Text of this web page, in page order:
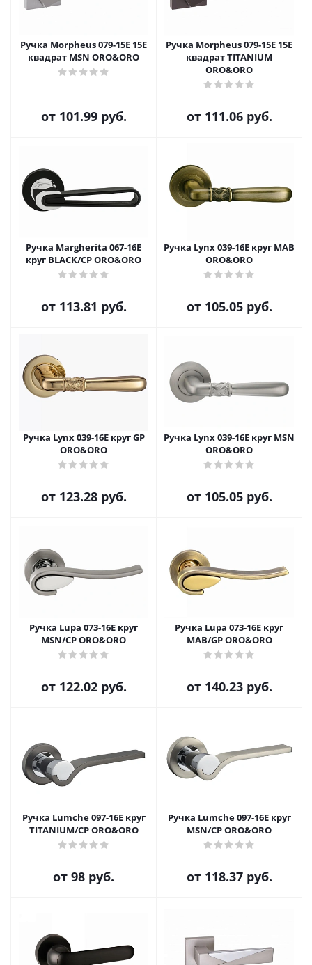
Ручка Morpheus 079-15E 15E
квадрат MSN ORO&ORO
от 101.99 руб.
Ручка Morpheus 079-15E 15E
квадрат TITANIUM
ORO&ORO
от 111.06 руб.
Ручка Margherita 067-16E
круг BLACK/CP ORO&ORO
от 113.81 руб.
Ручка Lynx 039-16E круг MAB
ORO&ORO
от 105.05 руб.
Ручка Lynx 039-16E круг GP
ORO&ORO
от 123.28 руб.
Ручка Lynx 039-16E круг MSN
ORO&ORO
от 105.05 руб.
Ручка Lupa 073-16E круг
MSN/CP ORO&ORO
от 122.02 руб.
Ручка Lupa 073-16E круг
MAB/GP ORO&ORO
от 140.23 руб.
Ручка Lumche 097-16E круг
TITANIUM/CP ORO&ORO
от 98 руб.
Ручка Lumche 097-16E круг
MSN/CP ORO&ORO
от 118.37 руб.